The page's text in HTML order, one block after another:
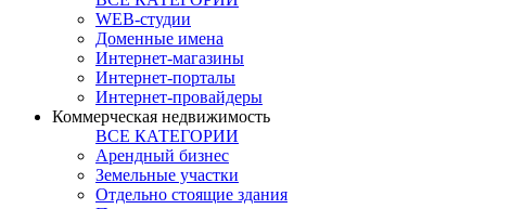
WEB-студии
Доменные имена
Интернет-магазины
Интернет-порталы
Интернет-провайдеры
Коммерческая недвижимость
ВСЕ КАТЕГОРИИ
Арендный бизнес
Земельные участки
Отдельно стоящие здания